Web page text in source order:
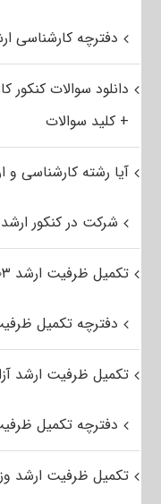
دفترچه کارشناسی
دانلود سوالات کنکور
+ کلید سوالات
آیا رشته کارشناسی و
شرکت در کنکور
تکمیل ظرفیت ارشد ۱۴۰۳
دفترچه تکمیل ظرفیت
تکمیل ظرفیت ارشد آزاد
دفترچه تکمیل ظرفیت
تکمیل ظرفیت ارشد